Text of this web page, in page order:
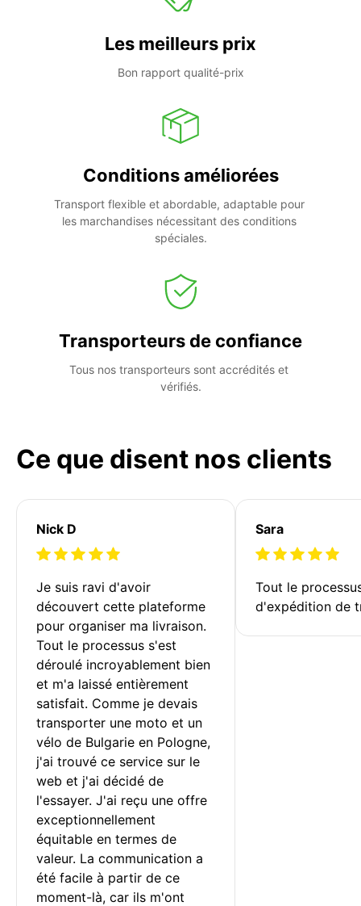
Les meilleurs prix
Bon rapport qualité-prix
Conditions améliorées
Transport flexible et abordable, adaptable pour
les marchandises nécessitant des conditions
spéciales.
Transporteurs de confiance
Tous nos transporteurs sont accrédités et
vérifiés.
Ce que disent nos clients
Nick D
Je suis ravi d'avoir
découvert cette plateforme
pour organiser ma livraison.
Tout le processus s'est
déroulé incroyablement bien
et m'a laissé entièrement
satisfait. Comme je devais
transporter une moto et un
vélo de Bulgarie en Pologne,
j'ai trouvé ce service sur le
web et j'ai décidé de
l'essayer. J'ai reçu une offre
exceptionnellement
équitable en termes de
valeur. La communication a
été facile à partir de ce
moment-là, car ils m'ont
Sara
Tout le
d'expédition de